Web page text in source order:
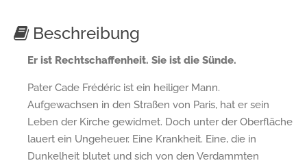
Beschreibung
Er ist Rechtschaffenheit. Sie ist die Sünde.
Pater Cade Frédéric ist ein heiliger Mann.
Aufgewachsen in den Straßen von Paris, hat er sein
Leben der Kirche gewidmet. Doch unter der Oberfläche
lauert ein Ungeheuer. Eine Krankheit. Eine, die in
Dunkelheit blutet und sich von den Verdammten